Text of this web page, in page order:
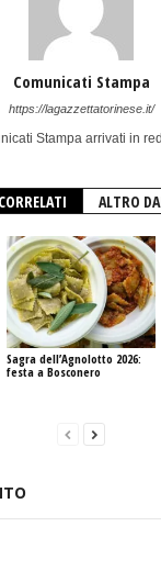
Comunicati Stampa
https://lagazzettatorinese.it/
Stampa arrivati in
ALTRO
Sagra dell’Agnolotto 2026:
festa a Bosconero